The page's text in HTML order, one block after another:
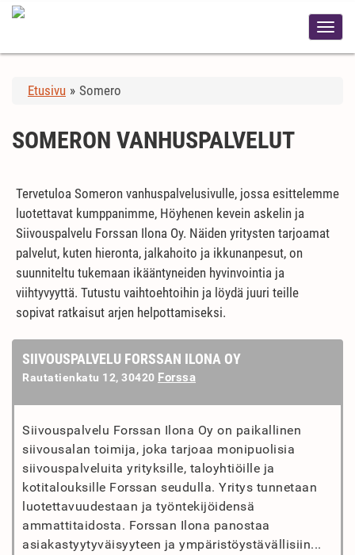
Etusivu » Somero
SOMERON VANHUSPALVELUT
Tervetuloa Someron vanhuspalvelusivulle, jossa esittelemme
luotettavat kumppanimme, Höyhenen kevein askelin ja
Siivouspalvelu Forssan Ilona Oy. Näiden yritysten tarjoamat
palvelut, kuten hieronta, jalkahoito ja ikkunanpesut, on
suunniteltu tukemaan ikääntyneiden hyvinvointia ja
viihtyvyyttä. Tutustu vaihtoehtoihin ja löydä juuri teille
sopivat ratkaisut arjen helpottamiseksi.
SIIVOUSPALVELU FORSSAN ILONA OY
Rautatienkatu 12, 30420 Forssa
Siivouspalvelu Forssan Ilona Oy on paikallinen
siivousalan toimija, joka tarjoaa monipuolisia
siivouspalveluita yrityksille, taloyhtiöille ja
kotitalouksille Forssan seudulla. Yritys tunnetaan
luotettavuudestaan ja työntekijöidensä
ammattitaidosta. Forssan Ilona panostaa
asiakastyytyväisyyteen ja ympäristöystävällisiin...